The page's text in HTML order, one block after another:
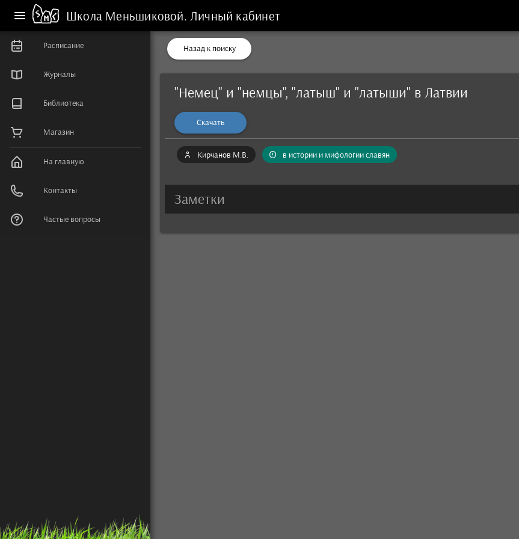
Школа Меньшиковой. Личный кабинет
Расписание
Журналы
Библиотека
Магазин
На главную
Контакты
Частые вопросы
Назад к поиску
"Немец" и "немцы", "латыш" и "латыши" в Латвии
Скачать
Кирчанов М.В. в истории и мифологии славян
Заметки